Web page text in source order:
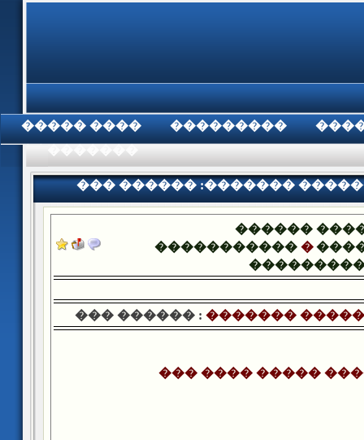
���� ����� ���������
��� ������ :�������
������
������������
��� ������ : �������
��� ���� �����